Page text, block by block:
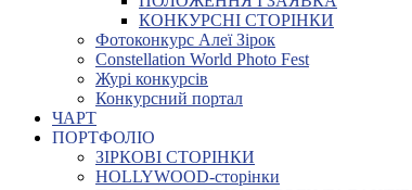
КОНКУРСНІ СТОРІНКИ
Фотоконкурс Алеї Зірок
Constellation World Photo Fest
Журі конкурсів
Конкурсний портал
ЧАРТ
ПОРТФОЛІО
ЗІРКОВІ СТОРІНКИ
HOLLYWOOD-сторінки